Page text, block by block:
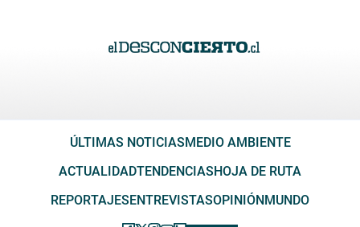
ÚLTIMAS NOTICIASMEDIO AMBIENTE
ACTUALIDADTENDENCIASHOJA DE RUTA
REPORTAJESENTREVISTASOPINIÓNMUNDO